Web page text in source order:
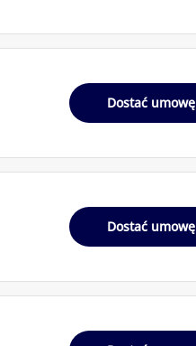
Dostać umowę
Dostać umowę